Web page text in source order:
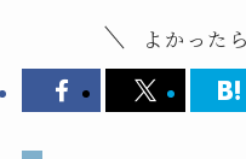
よかった